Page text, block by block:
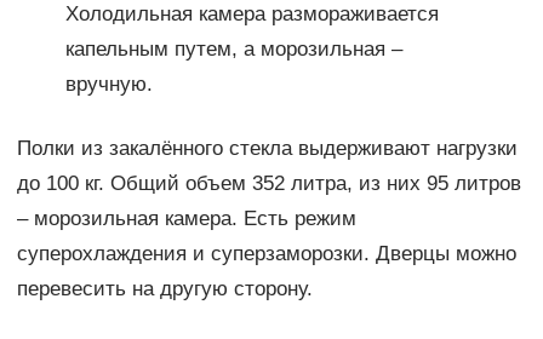
Холодильная камера размораживается
капельным путем, а морозильная –
вручную.
Полки из закалённого стекла выдерживают нагрузки
до 100 кг. Общий объем 352 литра, из них 95 литров
– морозильная камера. Есть режим
суперохлаждения и суперзаморозки. Дверцы можно
перевесить на другую сторону.